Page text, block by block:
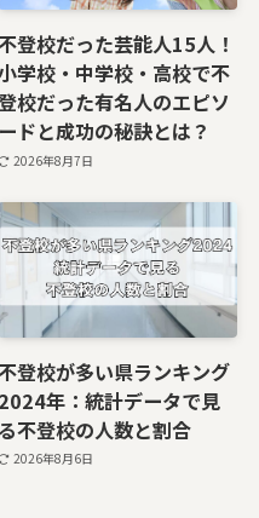
登校だった芸能人15人！
学校・中学校・高校で不
校だった有名人のエピソ
ードと成功の秘訣とは？
2026年8月7日
登校が多い県ランキング
2024年：統計データで見
る不登校の人数と割合
2026年8月6日